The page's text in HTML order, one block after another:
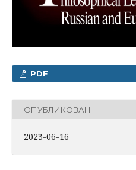
PDF
ОПУБЛИКОВАН
2023-06-16